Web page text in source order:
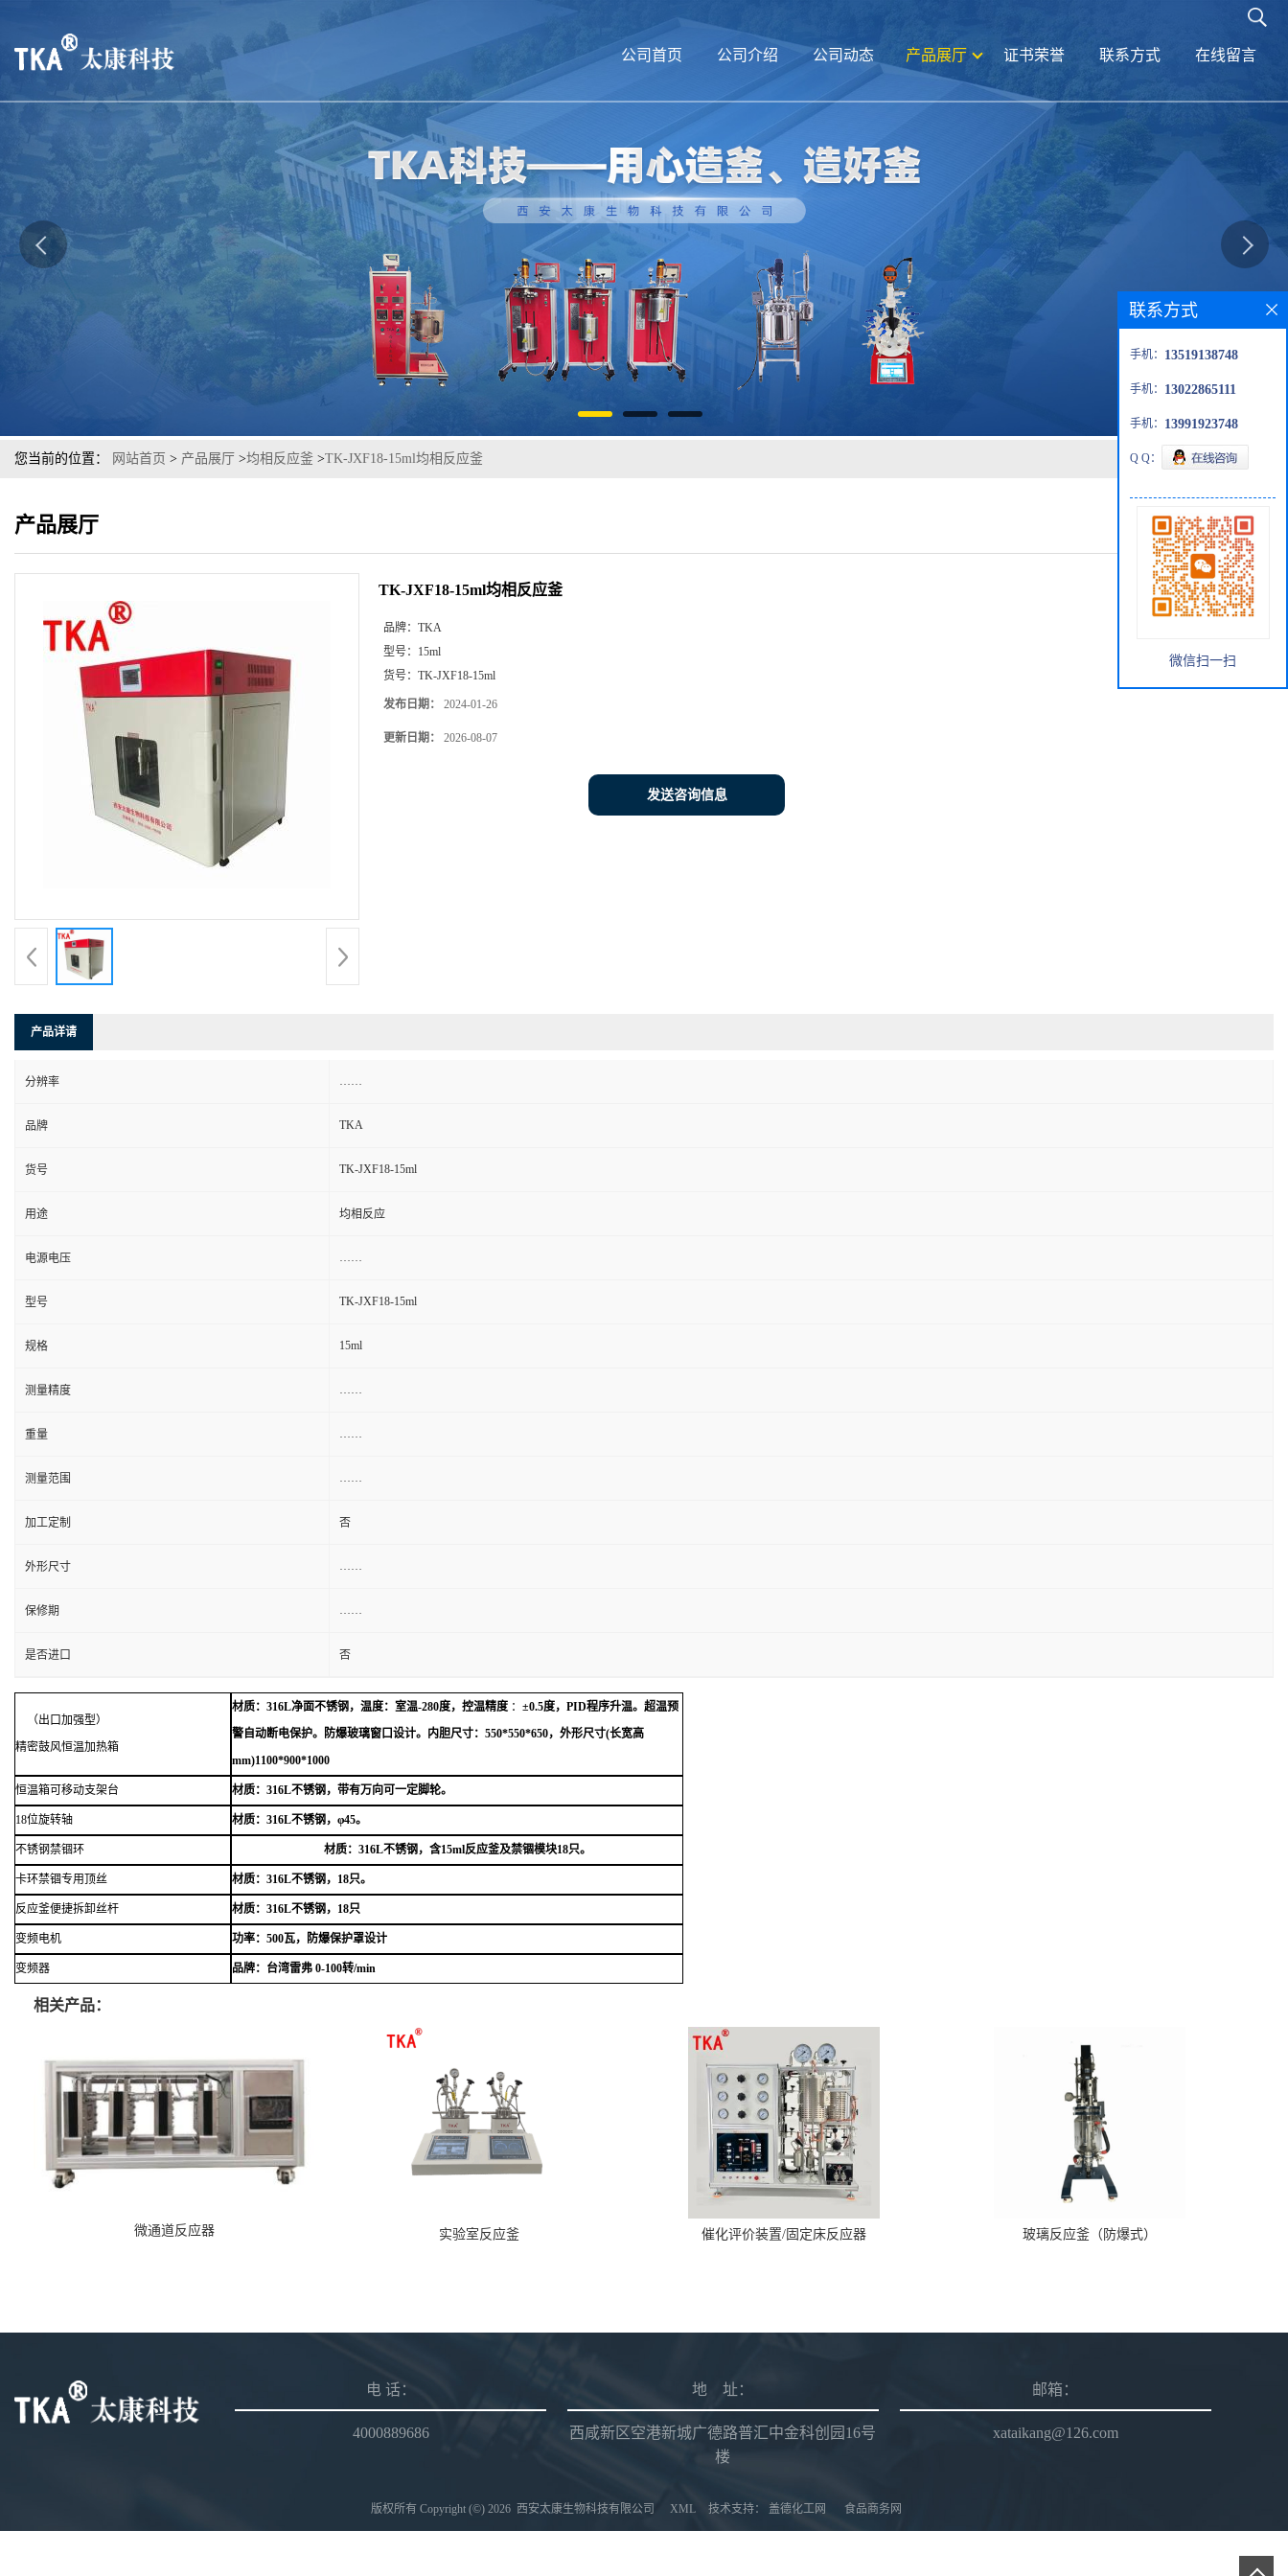
公司首页 公司介绍 公司动态 产品展厅 证书荣誉 联系方式 在线留言
您当前的位置： 网站首页 > 产品展厅 >均相反应釜 >TK-JXF18-15ml均相反应釜
产品展厅
TK-JXF18-15ml均相反应釜
品牌： TKA
型号： 15ml
货号： TK-JXF18-15ml
发布日期： 2024-01-26
更新日期： 2026-08-07
发送咨询信息
产品详请
分辨率 ……
品牌 TKA
货号 TK-JXF18-15ml
用途 均相反应
电源电压 ……
型号 TK-JXF18-15ml
规格 15ml
测量精度 ……
重量 ……
测量范围 ……
加工定制 否
外形尺寸 ……
保修期 ……
是否进口 否
（出口加强型）
精密鼓风恒温加热箱
材质：316L净面不锈钢，温度：室温-280度，控温精度 ：±0.5度，PID程序升温。超温预
警自动断电保护。防爆玻璃窗口设计。内胆尺寸：550*550*650，外形尺寸(长宽高
mm)1100*900*1000
恒温箱可移动支架台 材质：316L不锈钢，带有万向可一定脚轮。
18位旋转轴 材质：316L不锈钢，φ45。
不锈钢禁锢环 材质： 316L不锈钢，含15ml反应釜及禁锢模块18只。
卡环禁锢专用顶丝 材质：316L不锈钢，18只。
反应釜便捷拆卸丝杆 材质：316L不锈钢，18只
变频电机 功率：500瓦，防爆保护罩设计
变频器 品牌：台湾雷弗 0-100转/min
相关产品：
微通道反应器 实验室反应釜 催化评价装置/固定床反应器 玻璃反应釜（防爆式）
联系方式
手机： 13519138748
手机： 13022865111
手机： 13991923748
Q Q：
微信扫一扫
电 话：
4000889686
地 址：
西咸新区空港新城广德路普汇中金科创园16号
楼
邮箱：
xataikang@126.com
版权所有 Copyright (©) 2026 西安太康生物科技有限公司 XML 技术支持： 盖德化工网 食品商务网